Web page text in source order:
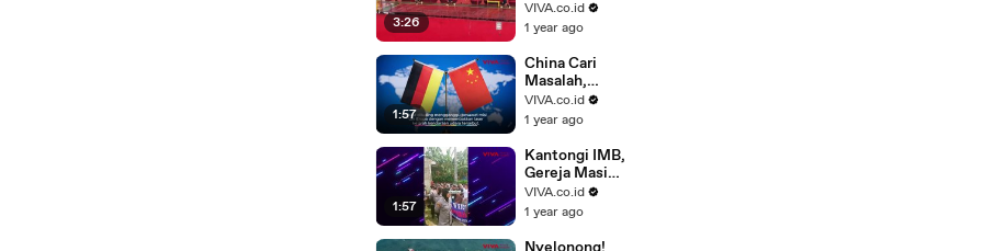
3:26
Tenggelamka
n Kapal di
VIVA.co.id
1 year ago
1:57
China Cari
Masalah,
Jerman
Meradang
Laser
VIVA.co.id
1 year ago
1:57
Kantongi IMB,
Gereja Masih
Ditolak Warga
Muslim di
VIVA.co.id
1 year ago